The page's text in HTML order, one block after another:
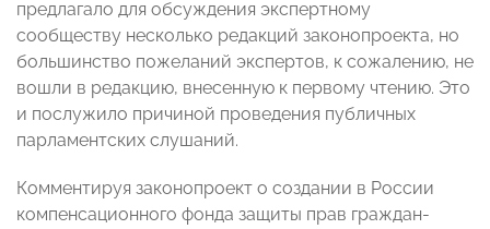
предлагало для обсуждения экспертному
сообществу несколько редакций законопроекта, но
большинство пожеланий экспертов, к сожалению, не
вошли в редакцию, внесенную к первому чтению. Это
и послужило причиной проведения публичных
парламентских слушаний.
Комментируя законопроект о создании в России
компенсационного фонда защиты прав граждан-